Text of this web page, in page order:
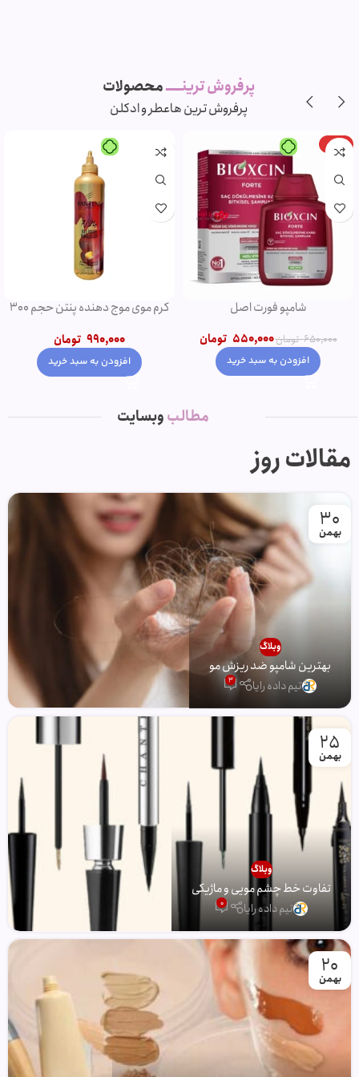
پرفروش ترینـــــمحصولات
پرفروش ترین هاعطر و ادکلن
-5%
شامپو روغن آرگان
790,000 تومان750,000 تومان
افزودن به سبد خرید
-11%
ریمل صورتی اروجینال
950,000
850,000 تومان
افزودن به سبد خرید
مطالبوبسایت
مقالات روز
30
بهمن
وبلاگ
بهترین شامپو ضد ریزش مو
تیم داده رایا 3
25
بهمن
وبلاگ
تفاوت خط چشم مویی و ماژیکی
تیم داده رایا 0
20
بهمن